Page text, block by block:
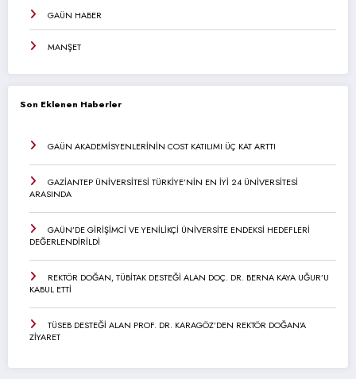
GAÜN HABER
MANŞET
Son Eklenen Haberler
GAÜN AKADEMİSYENLERİNİN COST KATILIMI ÜÇ KAT ARTTI
GAZİANTEP ÜNİVERSİTESİ TÜRKİYE’NİN EN İYİ 24 ÜNİVERSİTESİ
ARASINDA
GAÜN’DE GİRİŞİMCİ VE YENİLİKÇİ ÜNİVERSİTE ENDEKSİ HEDEFLERİ
DEĞERLENDİRİLDİ
REKTÖR DOĞAN, TÜBİTAK DESTEĞİ ALAN DOÇ. DR. BERNA KAYA UĞUR’U
KABUL ETTİ
TÜSEB DESTEĞİ ALAN PROF. DR. KARAGÖZ’DEN REKTÖR DOĞAN’A
ZİYARET